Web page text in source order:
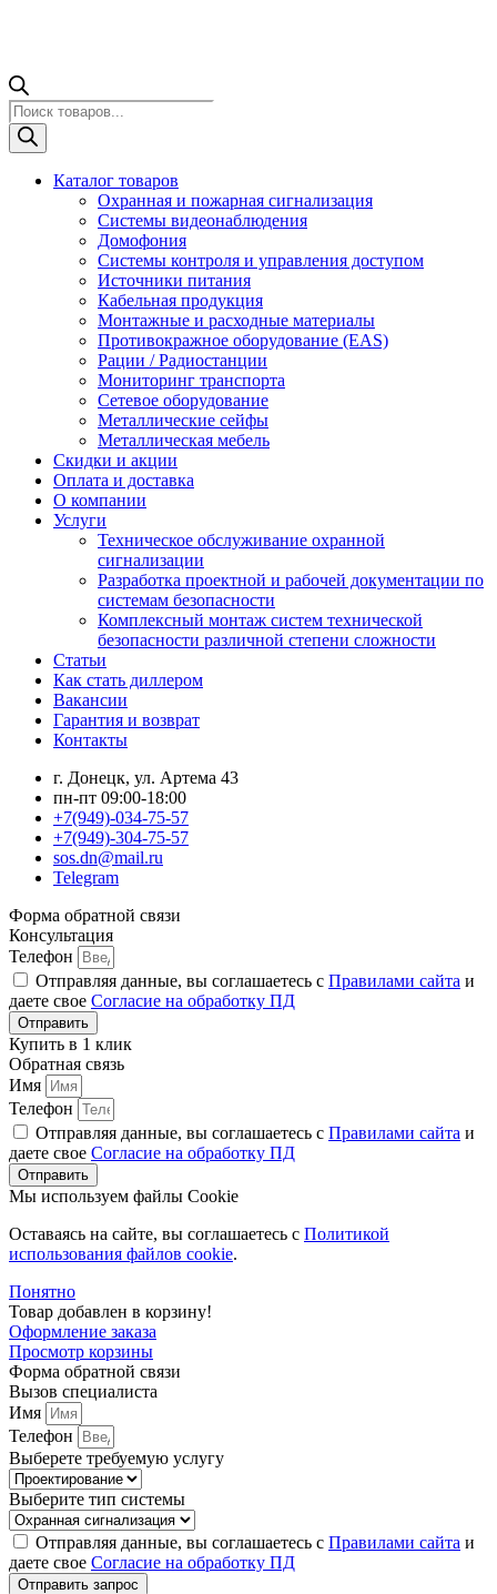
Поиск
товаров
Каталог товаров
Охранная и пожарная сигнализация
Системы видеонаблюдения
Домофония
Системы контроля и управления доступом
Источники питания
Кабельная продукция
Монтажные и расходные материалы
Противокражное оборудование (EAS)
Рации / Радиостанции
Мониторинг транспорта
Сетевое оборудование
Металлические сейфы
Металлическая мебель
Скидки и акции
Оплата и доставка
О компании
Услуги
Техническое обслуживание охранной
сигнализации
Разработка проектной и рабочей документации по
системам безопасности
Комплексный монтаж систем технической
безопасности различной степени сложности
Статьи
Как стать диллером
Вакансии
Гарантия и возврат
Контакты
г. Донецк, ул. Артема 43
пн-пт 09:00-18:00
+7(949)-034-75-57
+7(949)-304-75-57
sos.dn@mail.ru
Telegram
Форма обратной связи
Консультация
Телефон
Отправляя данные, вы соглашаетесь с Правилами сайта и
даете свое Согласие на обработку ПД
Отправить
Купить в 1 клик
Обратная связь
Имя
Телефон
Отправляя данные, вы соглашаетесь с Правилами сайта и
даете свое Согласие на обработку ПД
Отправить
Мы используем файлы Cookie
Оставаясь на сайте, вы соглашаетесь c Политикой
использования файлов cookie.
Понятно
Товар добавлен в корзину!
Оформление заказа
Просмотр корзины
Форма обратной связи
Вызов специалиста
Имя
Телефон
Выберете требуемую услугу
Выберите тип системы
Отправляя данные, вы соглашаетесь с Правилами сайта и
даете свое Согласие на обработку ПД
Отправить запрос